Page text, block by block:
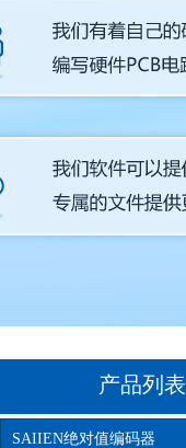
产品列表
SAIIEN绝对值编码器